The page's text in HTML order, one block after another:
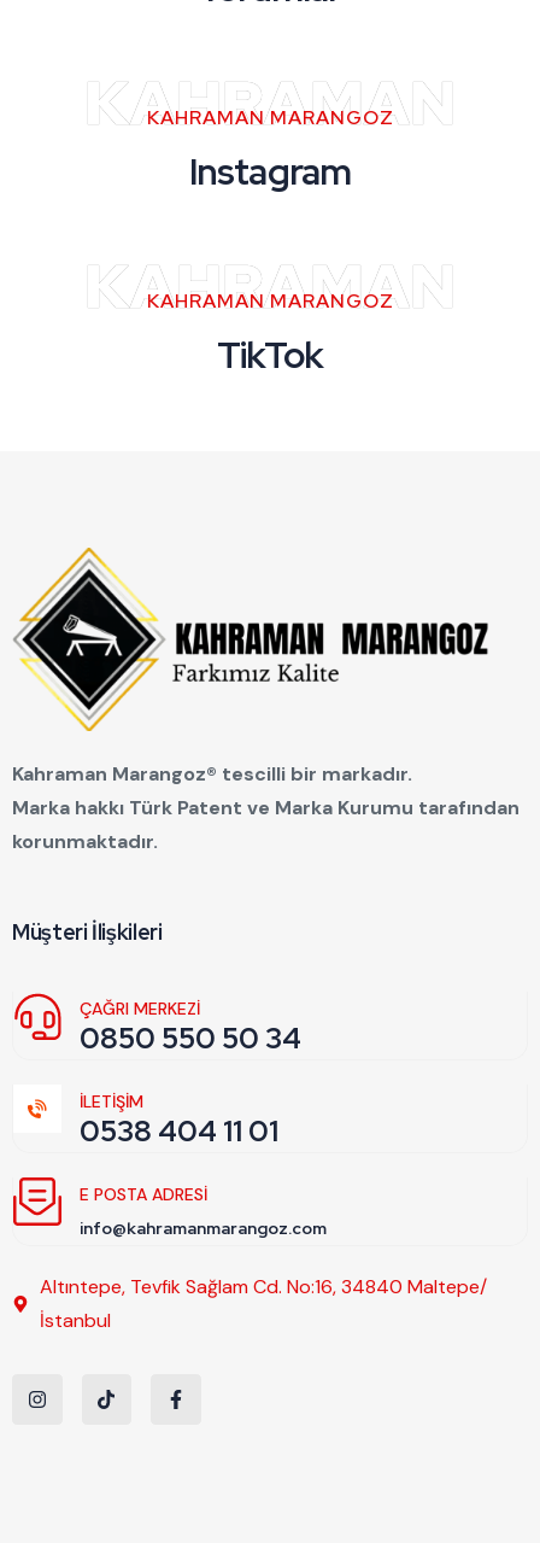
KAHRAMAN MARANGOZ
Instagram
KAHRAMAN
KAHRAMAN MARANGOZ
TikTok
KAHRAMAN
Kahraman Marangoz® tescilli bir markadır.
Marka hakkı Türk Patent ve Marka Kurumu tarafından
korunmaktadır.
Müşteri İlişkileri
ÇAĞRI MERKEZİ
0850 550 50 34
İLETİŞİM
0538 404 11 01
E POSTA ADRESI
info@kahramanmarangoz.com
Altıntepe, Tevfik Sağlam Cd. No:16, 34840 Maltepe/
İstanbul